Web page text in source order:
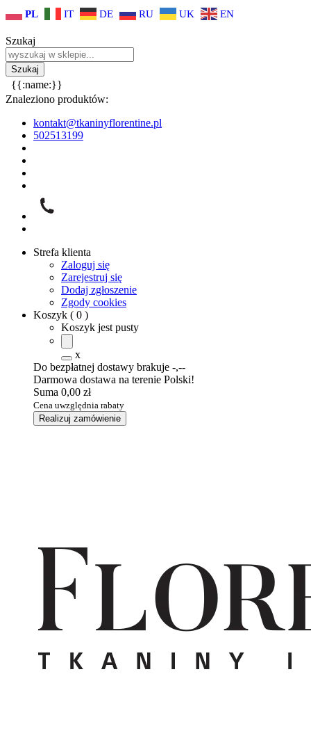
PL IT DE RU UK EN
Szukaj
{{:name:}}
Znaleziono produktów:
kontakt@tkaninyflorentine.pl
502513199
Strefa klienta
Zaloguj się
Zarejestruj się
Dodaj zgłoszenie
Zgody cookies
Koszyk ( 0 )
Koszyk jest pusty
x
Do bezpłatnej dostawy brakuje -,--
Darmowa dostawa na terenie Polski!
Suma 0,00 zł
Cena uwzględnia rabaty
Realizuj zamówienie